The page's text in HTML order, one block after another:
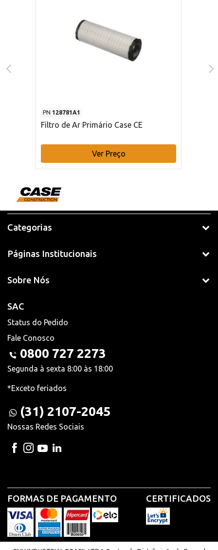
PN 128781A1
Filtro de Ar Primário Case CE
Ver Preço
Categorias
Páginas Institucionais
Sobre Nós
SAC
Status do Pedido
Fale Conosco
0800 727 2273
Segunda à sexta 8:00 às 18:00
*Exceto feriados
(31) 2107-2045
Nossas Redes Sociais
FORMAS DE PAGAMENTO CERTIFICADOS